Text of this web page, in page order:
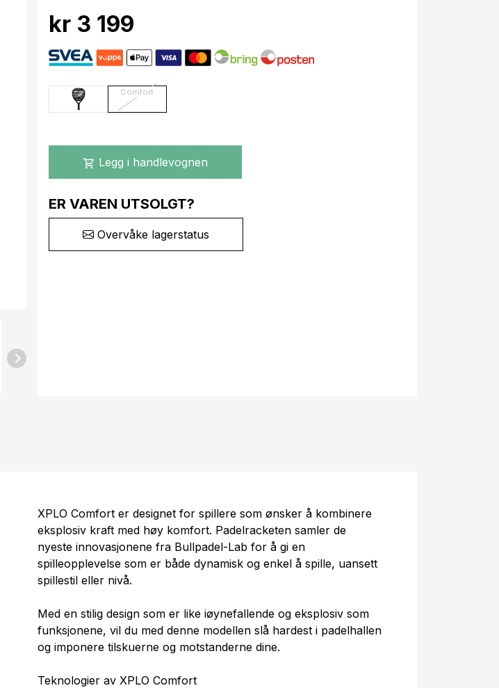
kr 3 199
Comfort
shopping_cart Legg i handlevognen
ER VAREN UTSOLGT?
Overvåke lagerstatus
XPLO Comfort er designet for spillere som ønsker å kombinere
eksplosiv kraft med høy komfort. Padelracketen samler de
nyeste innovasjonene fra Bullpadel-Lab for å gi en
spilleopplevelse som er både dynamisk og enkel å spille, uansett
spillestil eller nivå.
Med en stilig design som er like iøynefallende og eksplosiv som
funksjonene, vil du med denne modellen slå hardest i padelhallen
og imponere tilskuerne og motstanderne dine.
Teknologier av XPLO Comfort